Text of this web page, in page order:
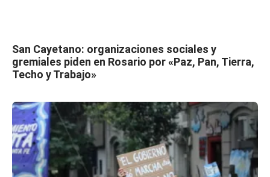
San Cayetano: organizaciones sociales y
gremiales piden en Rosario por «Paz, Pan, Tierra,
Techo y Trabajo»